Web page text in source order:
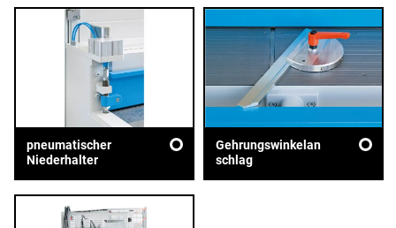
pneumatischer
Niederhalter
Gehrungswinkelan
schlag